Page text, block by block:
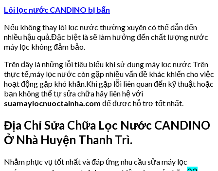
Lõi lọc nước CANDINO bị bẩn
Nếu không thay lõi lọc nước thường xuyên có thể dẫn đến
nhiều hậu quả.Đặc biệt là sẽ làm hưởng đến chất lượng nước
máy lọc không đảm bảo.
Trên đây là những lỗi tiêu biểu khi sử dụng máy lọc nước Trên
thực tế,máy lọc nước còn gặp nhiều vấn đề khác khiến cho việc
hoạt động gặp khó khăn.Khi gặp lỗi liên quan đến kỹ thuật hoặc
bạn không thể tự sửa chữa hãy liên hệ với
suamaylocnuoctainha.com để được hỗ trợ tốt nhất.
Địa Chỉ Sửa Chữa Lọc Nước CANDINO
Ở Nhà Huyện Thanh Trì.
Nhằm phục vụ tốt nhất và đáp ứng nhu cầu sửa máy lọc